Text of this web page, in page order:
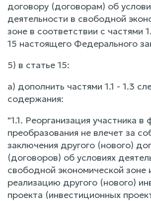
договору (договорам) об
деятельности в свободной
зоне в соответствии с частями
15 настоящего Федерального
5) в статье 15:
а) дополнить частями 1.1 - 1.3
содержания:
"1.1. Реорганизация участника в
преобразования не влечет за
заключения другого (нового)
(договоров) об условиях
свободной экономической зоне
реализацию другого (нового)
проекта (инвестиционных